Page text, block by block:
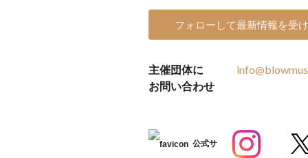
フォローして最新情報を受
主催団体に
お問い合わせ
公式サ